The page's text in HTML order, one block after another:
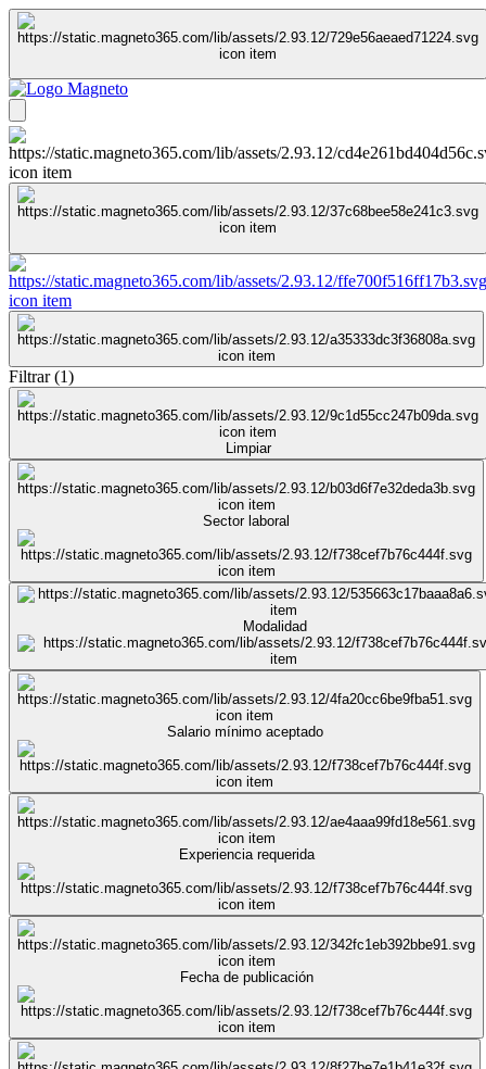
Filtrar(1)
Limpiar
Sector laboral
Modalidad
Salario mínimo aceptado
Experiencia requerida
Fecha de publicación